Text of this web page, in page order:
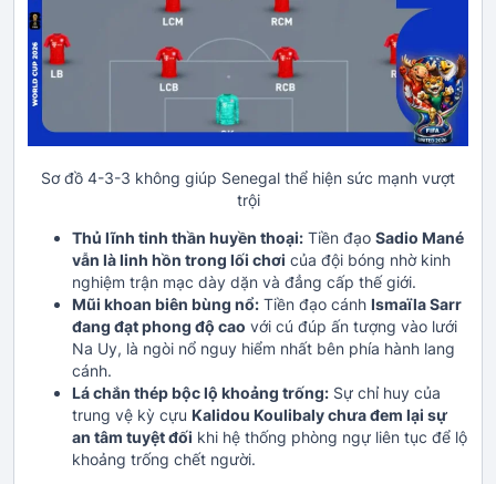
Sơ đồ 4-3-3 không giúp Senegal thể hiện sức mạnh vượt
trội
Thủ lĩnh tinh thần huyền thoại: Tiền đạo Sadio Mané
vẫn là linh hồn trong lối chơi của đội bóng nhờ kinh
nghiệm trận mạc dày dặn và đẳng cấp thế giới.
Mũi khoan biên bùng nổ: Tiền đạo cánh Ismaïla Sarr
đang đạt phong độ cao với cú đúp ấn tượng vào lưới
Na Uy, là ngòi nổ nguy hiểm nhất bên phía hành lang
cánh.
Lá chắn thép bộc lộ khoảng trống: Sự chỉ huy của
trung vệ kỳ cựu Kalidou Koulibaly chưa đem lại sự
an tâm tuyệt đối khi hệ thống phòng ngự liên tục để lộ
khoảng trống chết người.